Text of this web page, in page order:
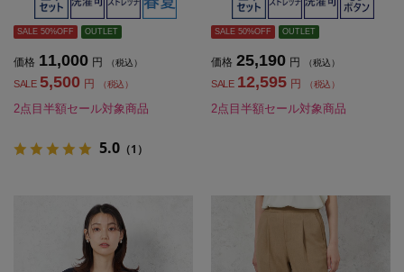
SALE 50%OFF OUTLET
価格 11,000 円 （税込）
SALE 5,500 円 （税込）
2点目半額セール対象商品
5.0 （1）
SALE 50%OFF OUTLET
価格 25,190 円 （税込）
SALE 12,595 円 （税込）
2点目半額セール対象商品